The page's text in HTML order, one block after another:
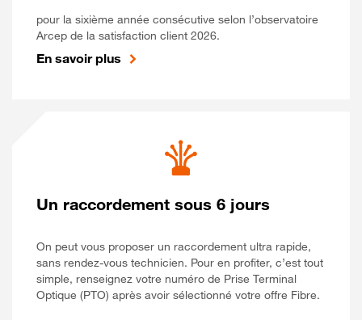
pour la sixième année consécutive selon l’observatoire
Arcep de la satisfaction client 2026.
En savoir plus
Un raccordement sous 6 jours
On peut vous proposer un raccordement ultra rapide,
sans rendez-vous technicien. Pour en profiter, c’est tout
simple, renseignez votre numéro de Prise Terminal
Optique (PTO) après avoir sélectionné votre offre Fibre.